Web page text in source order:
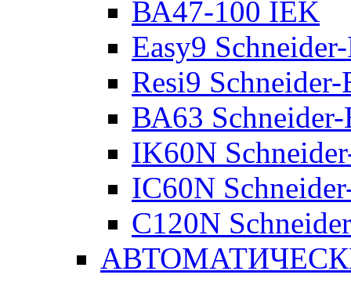
ВА47-100 IEK
Easy9
Resi9
ВА63
IK60N
IC60N
C120N